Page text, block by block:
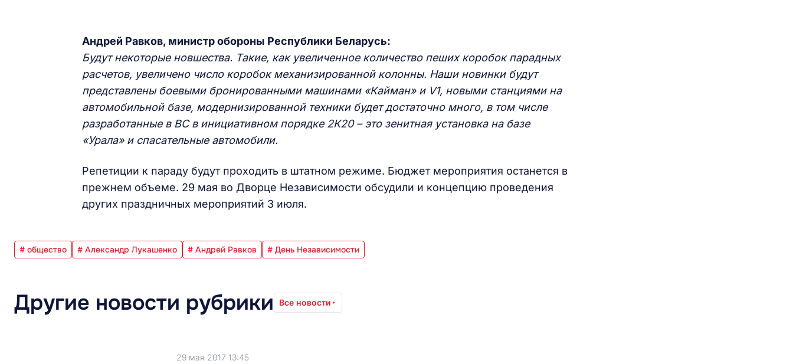
Андрей Равков, министр обороны Республики Беларусь:
Будут некоторые новшества. Такие, как увеличенное количество пеших коробок парадных
расчетов, увеличено число коробок механизированной колонны. Наши новинки будут
представлены боевыми бронированными машинами «Кайман» и V1, новыми станциями на
автомобильной базе, модернизированной техники будет достаточно много, в том числе
разработанные в ВС в инициативном порядке 2К20 – это зенитная установка на базе
«Урала» и спасательные автомобили.
Репетиции к параду будут проходить в штатном режиме. Бюджет мероприятия останется в
прежнем объеме. 29 мая во Дворце Независимости обсудили и концепцию проведения
других праздничных мероприятий 3 июля.
# общество # Александр Лукашенко # Андрей Равков # День Независимости
Другие новости рубрики Все новости
29 мая 2017 13:45